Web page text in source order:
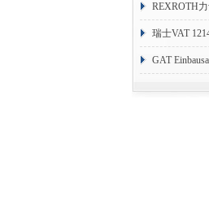
系列编码器
REXROTH
目表）
瑞士VAT
1173938
GAT